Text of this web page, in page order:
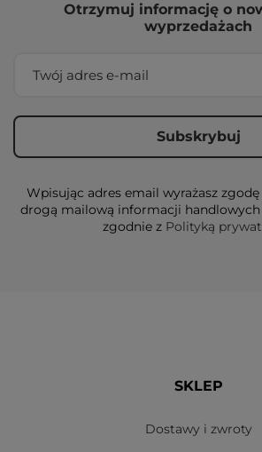
Otrzymuj informację o
wyprzedażach
Wpisując adres email wyrażasz
drogą mailową informacji
zgodnie z Polityką
SKLEP
Dostawy i zwroty